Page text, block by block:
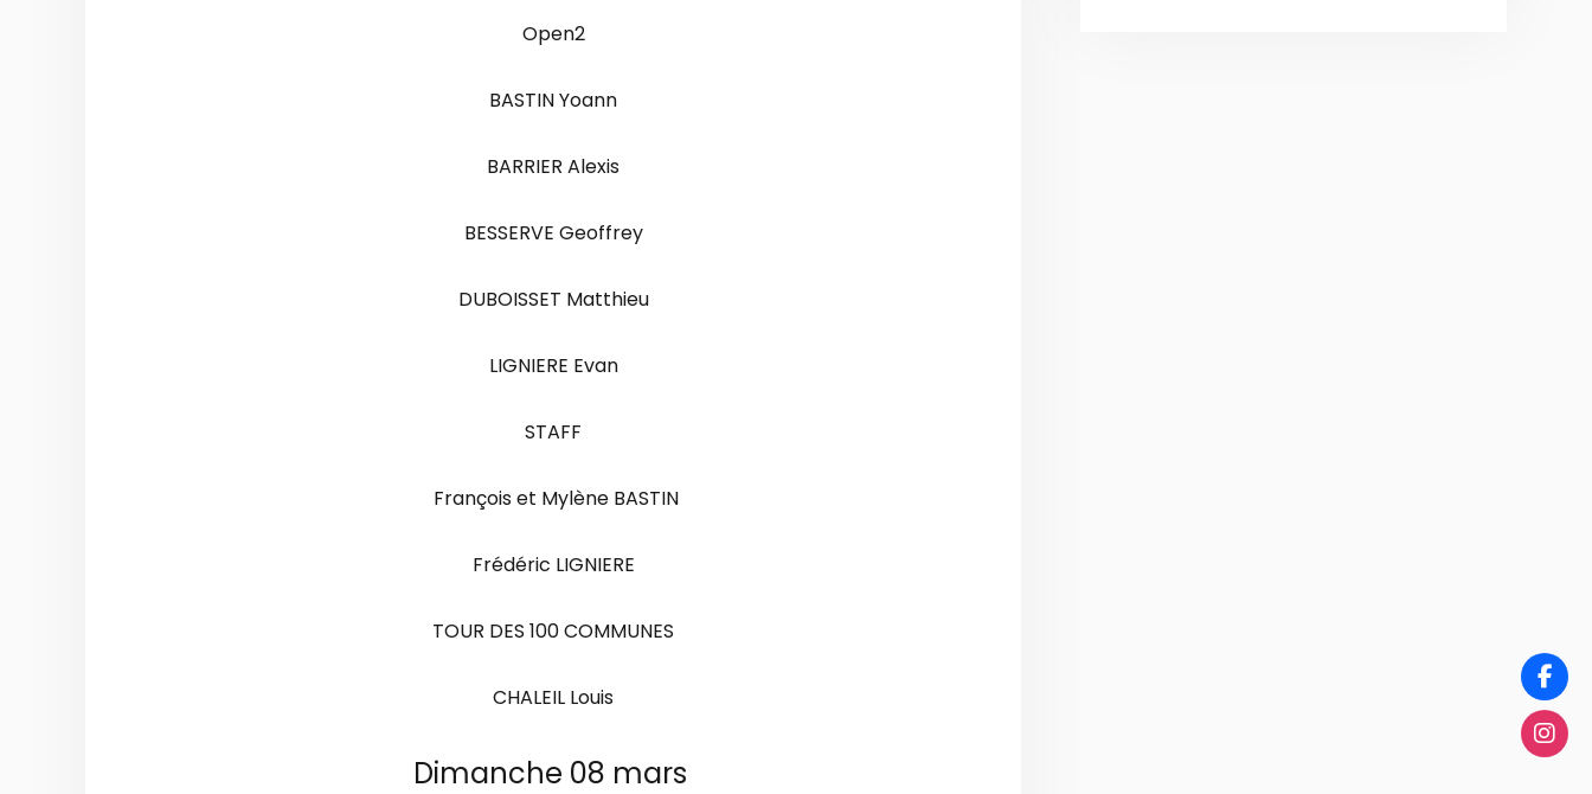
Open2
BASTIN Yoann
BARRIER Alexis
BESSERVE Geoffrey
DUBOISSET Matthieu
LIGNIERE Evan
STAFF
François et Mylène BASTIN
Frédéric LIGNIERE
TOUR DES 100 COMMUNES
CHALEIL Louis
Dimanche 08 mars